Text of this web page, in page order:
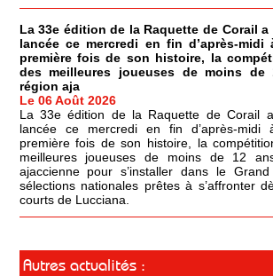
La 33e édition de la Raquette de Corail
lancée ce mercredi en fin d’après-midi
première fois de son histoire, la
des meilleures joueuses de moins
région aja
Le 06 Août 2026
La 33e édition de la Raquette de Corail
lancée ce mercredi en fin d’après-midi
première fois de son histoire, la
meilleures joueuses de moins de 12
ajaccienne pour s’installer dans le
sélections nationales prêtes à s’affronter
courts de Lucciana.
Autres actualités :